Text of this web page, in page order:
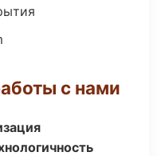
с нами